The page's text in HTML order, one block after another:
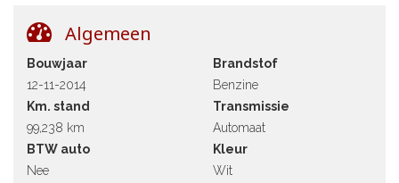
Algemeen
Bouwjaar
12-11-2014
Km. stand
99,238 km
BTW auto
Nee
Brandstof
Benzine
Transmissie
Automaat
Kleur
Wit